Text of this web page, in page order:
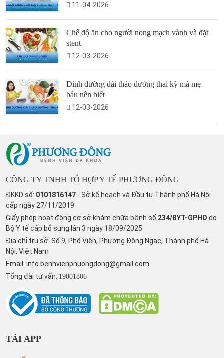
11-04-2026
Chế độ ăn cho người nong mạch vành và đặt
stent
12-03-2026
Dinh dưỡng đái tháo đường thai kỳ mà mẹ
bầu nên biết
12-03-2026
CÔNG TY TNHH TỔ HỢP Y TẾ PHƯƠNG ĐÔNG
ĐKKD số: 0101816147 - Sở kế hoạch và Đầu tư Thành phố Hà Nội
cấp ngày 27/11/2019
Giấy phép hoạt động cơ sở khám chữa bệnh số 234/BYT-GPHD do
Bộ Y tế cấp bổ sung lần 3 ngày 18/09/2025
Địa chỉ trụ sở: Số 9, Phố Viên, Phường Đông Ngạc, Thành phố Hà
Nội, Việt Nam
Email: info.benhvienphuongdong@gmail.com
Tổng đài tư vấn: 19001806
TẢI APP